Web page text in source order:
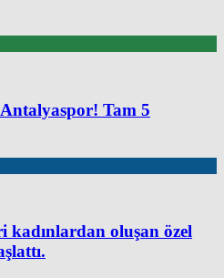
Tam 5
kadınlardan oluşan özel